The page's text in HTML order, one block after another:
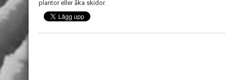
plantor eller åka skidor.